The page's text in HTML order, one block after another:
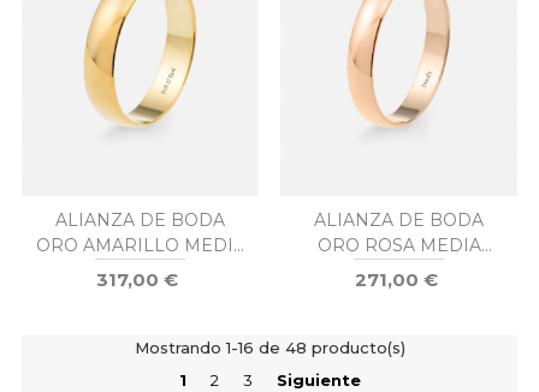
ALIANZA DE BODA
ORO AMARILLO MEDIA
CAÑA 5MM
317,00 €
ALIANZA DE BODA
ORO ROSA MEDIA
CAÑA 4MM
271,00 €
Mostrando 1-16 de 48 producto(s)
1
2 3 Siguiente